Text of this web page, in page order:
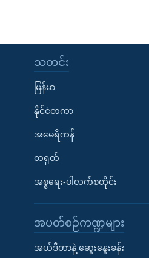
သတင်း
မြန်မာ
နိုင်ငံတကာ
အမေရိကန်
တရုတ်
အစ္စရေး-ပါလက်စတိုင်း
အပတ်စဉ်ကဏ္ဍများ
အယ်ဒီတာနဲ့ ဆွေးနွေးခန်း